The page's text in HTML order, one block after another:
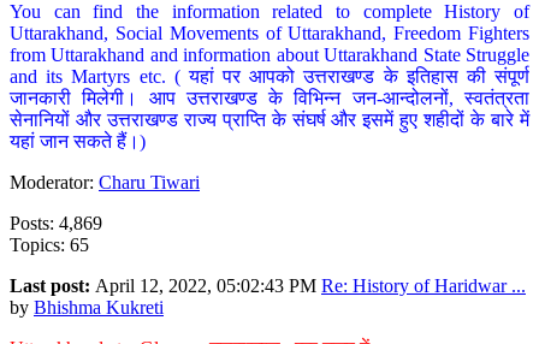
You can find the information related to complete History of
Uttarakhand, Social Movements of Uttarakhand, Freedom Fighters
from Uttarakhand and information about Uttarakhand State Struggle
and its Martyrs etc. ( यहां पर आपको उत्तराखण्ड के इतिहास की संपूर्ण
जानकारी मिलेगी। आप उत्तराखण्ड के विभिन्न जन-आन्दोलनों, स्वतंत्रता
सेनानियों और उत्तराखण्ड राज्य प्राप्ति के संघर्ष और इसमें हुए शहीदों के बारे में
यहां जान सकते हैं।)
Moderator: Charu Tiwari
Posts: 4,869
Topics: 65
Last post: April 12, 2022, 05:02:43 PM Re: History of Haridwar ...
by Bhishma Kukreti